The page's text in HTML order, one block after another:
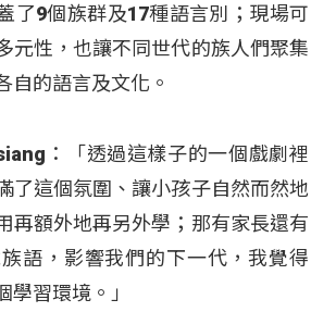
了9個族群及17種語言別；現場可
元性，也讓不同世代的族人們聚集
自的語言及文化。
：「透過這樣子的一個戲劇裡
了這個氛圍、讓小孩子自然而然地
再額外地再另外學；那有家長還有
語，影響我們的下一代，我覺得
學習環境。」